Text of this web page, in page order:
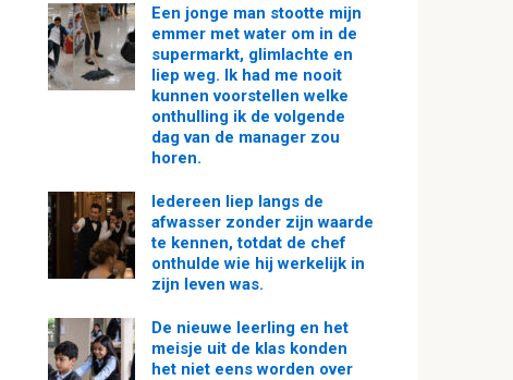
Een jonge man stootte mijn
emmer met water om in de
supermarkt, glimlachte en
liep weg. Ik had me nooit
kunnen voorstellen welke
onthulling ik de volgende
dag van de manager zou
horen.
Iedereen liep langs de
afwasser zonder zijn waarde
te kennen, totdat de chef
onthulde wie hij werkelijk in
zijn leven was.
De nieuwe leerling en het
meisje uit de klas konden
het niet eens worden over